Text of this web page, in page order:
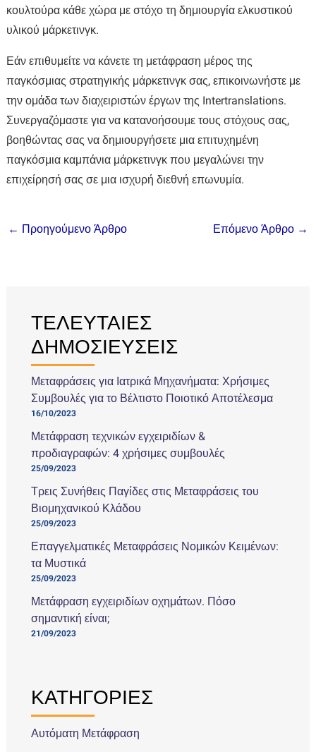
κουλτούρα κάθε χώρα με στόχο τη δημιουργία ελκυστικού
υλικού μάρκετινγκ.
Εάν επιθυμείτε να κάνετε τη μετάφραση μέρος της
παγκόσμιας στρατηγικής μάρκετινγκ σας, επικοινωνήστε με
την ομάδα των διαχειριστών έργων της Intertranslations.
Συνεργαζόμαστε για να κατανοήσουμε τους στόχους σας,
βοηθώντας σας να δημιουργήσετε μια επιτυχημένη
παγκόσμια καμπάνια μάρκετινγκ που μεγαλώνει την
επιχείρησή σας σε μια ισχυρή διεθνή επωνυμία.
← Προηγούμενο Άρθρο Επόμενο Άρθρο →
ΤΕΛΕΥΤΑΙΕΣ
ΔΗΜΟΣΙΕΥΣΕΙΣ
Μεταφράσεις για Ιατρικά Μηχανήματα: Χρήσιμες
Συμβουλές για το Βέλτιστο Ποιοτικό Αποτέλεσμα
16/10/2023
Μετάφραση τεχνικών εγχειριδίων &
προδιαγραφών: 4 χρήσιμες συμβουλές
25/09/2023
Τρεις Συνήθεις Παγίδες στις Μεταφράσεις του
Βιομηχανικού Κλάδου
25/09/2023
Επαγγελματικές Μεταφράσεις Νομικών Κειμένων:
τα Μυστικά
25/09/2023
Μετάφραση εγχειριδίων οχημάτων. Πόσο
σημαντική είναι;
21/09/2023
ΚΑΤΗΓΟΡΙΕΣ
Αυτόματη Μετάφραση